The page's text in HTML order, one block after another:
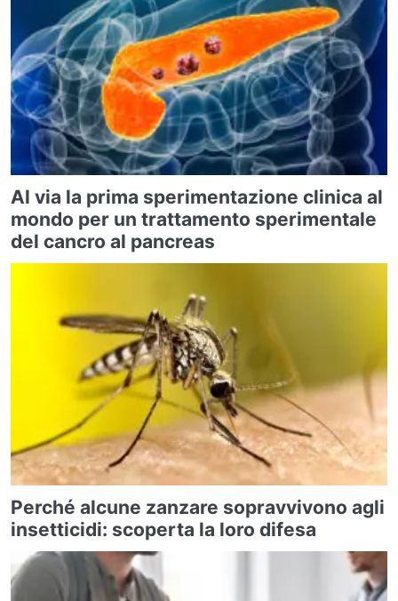
Al via la prima sperimentazione clinica al
mondo per un trattamento sperimentale
del cancro al pancreas
Perché alcune zanzare sopravvivono agli
insetticidi: scoperta la loro difesa